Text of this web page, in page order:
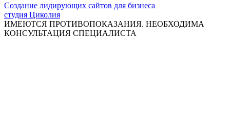
Создание лидирующих сайтов для бизнеса
студия Циколия
ИМЕЮТСЯ ПРОТИВОПОКАЗАНИЯ. НЕОБХОДИМА
КОНСУЛЬТАЦИЯ СПЕЦИАЛИСТА